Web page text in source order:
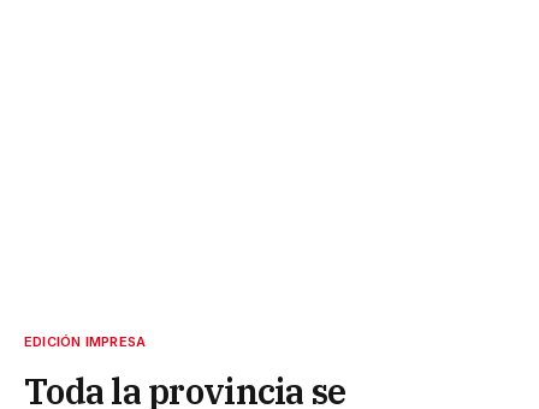
EDICIÓN IMPRESA
Toda la provincia se